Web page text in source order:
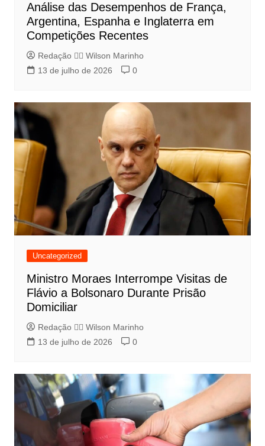
Análise das Desempenhos de França,
Argentina, Espanha e Inglaterra em
Competições Recentes
Redação 👨‍⚖️​ Wilson Marinho
13 de julho de 2026
0
Uncategorized
Ministro Moraes Interrompe Visitas de
Flávio a Bolsonaro Durante Prisão
Domiciliar
Redação 👨‍⚖️​ Wilson Marinho
13 de julho de 2026
0